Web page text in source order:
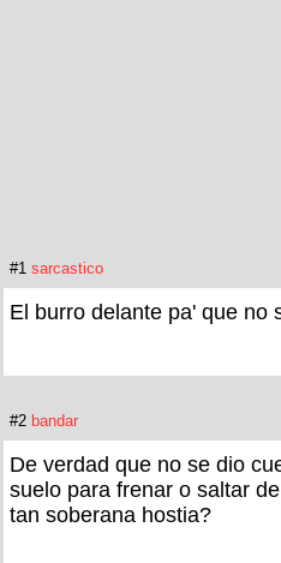
#1 sarcastico
El burro delante pa' que no
#2 bandar
De verdad que no se dio
suelo para frenar o saltar
tan soberana hostia?